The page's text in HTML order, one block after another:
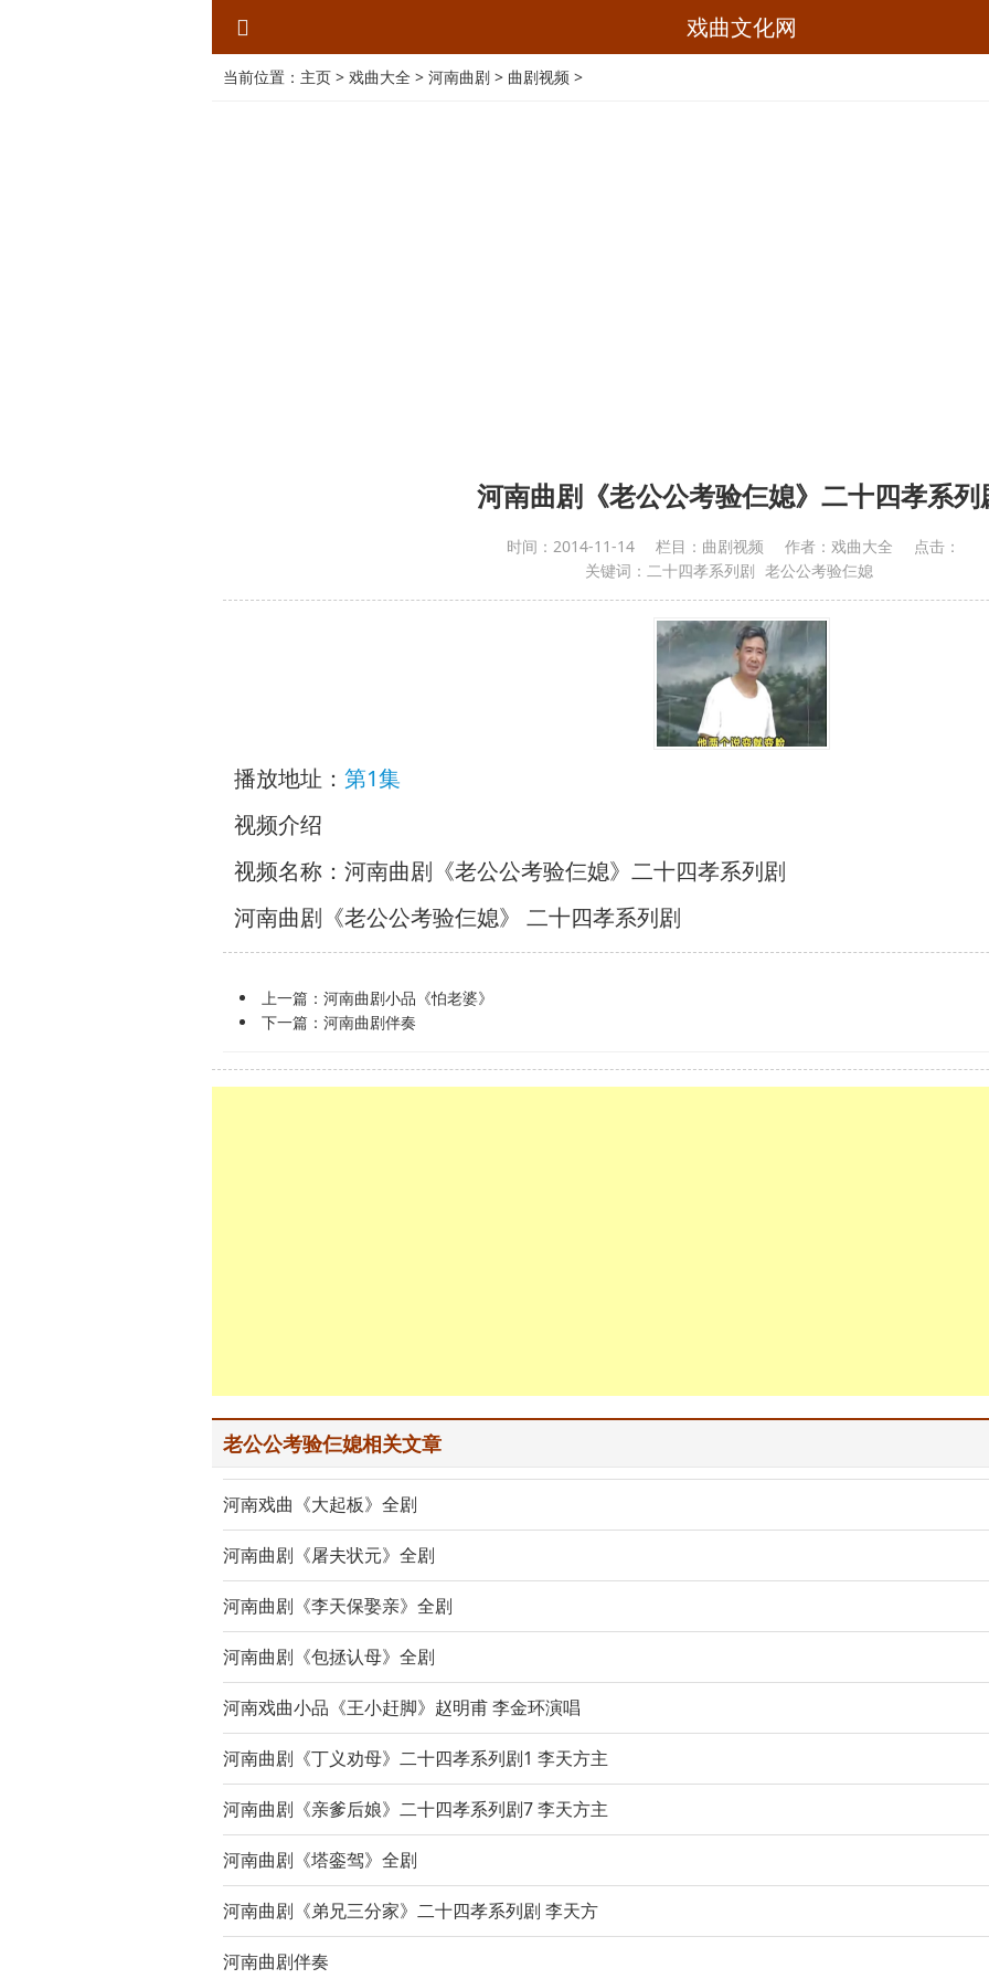
戏曲文化网
当前位置： 主页 > 戏曲大全 > 河南曲剧 > 曲剧视频 >
河南曲剧《老公公考验仨媳》二十四孝系列
时间： 2014-11-14 栏目： 曲剧视频 作者： 戏曲大全
点击：
关键词： 二十四孝系列剧 老公公考验仨媳
播放地址： 第1集
视频介绍
视频名称：河南曲剧《老公公考验仨媳》二十四孝系列剧
河南曲剧《老公公考验仨媳》 二十四孝系列剧
上一篇： 河南曲剧小品《怕老婆》
下一篇： 河南曲剧伴奏
老公公考验仨媳相关文章
河南戏曲《大起板》全剧
河南曲剧《屠夫状元》全剧
河南曲剧《李天保娶亲》全剧
河南曲剧《包拯认母》全剧
河南戏曲小品《王小赶脚》赵明甫 李金环演唱
河南曲剧《丁义劝母》二十四孝系列剧1 李天方主
河南曲剧《亲爹后娘》二十四孝系列剧7 李天方主
河南曲剧《塔銮驾》全剧
河南曲剧《弟兄三分家》二十四孝系列剧 李天方
河南曲剧伴奏